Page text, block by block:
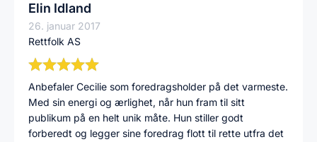
Elin Idland
26. januar 2017
Rettfolk AS
Anbefaler Cecilie som foredragsholder på det varmeste.
Med sin energi og ærlighet, når hun fram til sitt
publikum på en helt unik måte. Hun stiller godt
forberedt og legger sine foredrag flott til rette utfra det